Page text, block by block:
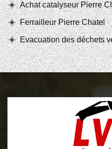
Achat catalyseur Pierre
Ferrailleur Pierre Chatel
Evacuation des déchets